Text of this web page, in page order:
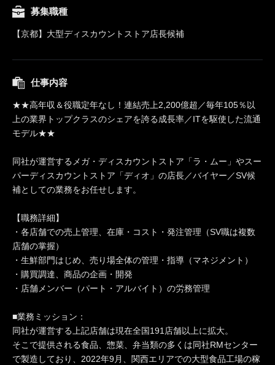
募集職種
【京都】大型ディスカウントストア店長候補
仕事内容
★★高年収＆役職定年なし！連結売上2,200億超／毎年105％以
上の業界トップクラスのシェアを誇る成長率／ITを駆使した流通
モデル★★
同社が運営するメガ・ディスカウントストア「ラ・ムー」やスー
パーディスカウントストア「ディオ」の店長／バイヤー／SV候
補としての業務をお任せします。
【職務詳細】
・各店舗での売上管理、在庫・コスト・発注管理（SV職は複数
店舗の掌握）
・生鮮部門はじめ、売り場全体の管理・指導（マネジメント）
・購買調達、商品の企画・開発
・店舗メンバー（パート・アルバイト）の労務管理
■業務ミッション：
同社が運営する上記店舗は現在全国191店舗以上に拡大。
そこで提供される食品、惣菜、弁当類の多くは同社RMセンター
で製造しており、2022年9月、関西エリアでの大型食品工場の稼